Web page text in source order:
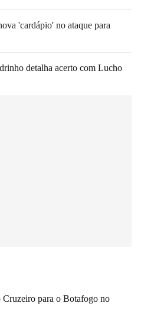
'cardápio' no ataque para
detalha acerto com Lucho
para o Botafogo no